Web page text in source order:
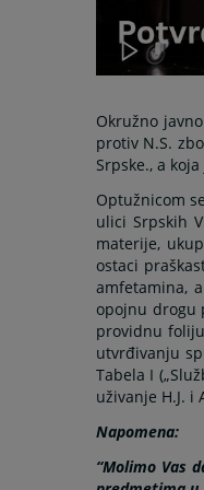
Okružno
protiv N.S.
Srpske., a
Optužnicom
ulici Srpskih
materije,
ostaci
amfetamina,
opojnu drogu
providnu
utvrđivanju
Tabela I
uživanje H.J. i
Napomena:
“Molimo Vas